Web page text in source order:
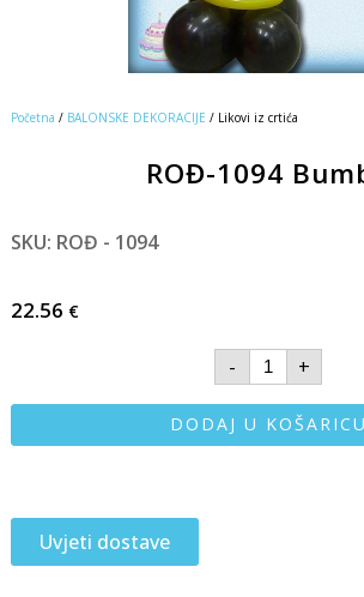
Početna / BALONSKE DEKORACIJE / Likovi iz crtića
ROĐ-1094
SKU: ROĐ - 1094
22.56 €
- +
DODAJ U KOŠARICU
Uvjeti dostave